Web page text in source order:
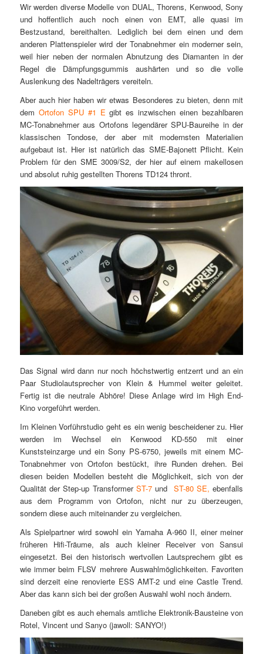
Wir werden diverse Modelle von DUAL, Thorens, Kenwood, Sony
und hoffentlich auch noch einen von EMT, alle quasi im
Bestzustand, bereithalten. Lediglich bei dem einen und dem
anderen Plattenspieler wird der Tonabnehmer ein moderner sein,
weil hier neben der normalen Abnutzung des Diamanten in der
Regel die Dämpfungsgummis aushärten und so die volle
Auslenkung des Nadelträgers vereiteln.
Aber auch hier haben wir etwas Besonderes zu bieten, denn mit
dem Ortofon SPU #1 E gibt es inzwischen einen bezahlbaren
MC-Tonabnehmer aus Ortofons legendärer SPU-Baureihe in der
klassischen Tondose, der aber mit modernsten Materialien
aufgebaut ist. Hier ist natürlich das SME-Bajonett Pflicht. Kein
Problem für den SME 3009/S2, der hier auf einem makellosen
und absolut ruhig gestellten Thorens TD124 thront.
Das Signal wird dann nur noch höchstwertig entzerrt und an ein
Paar Studiolautsprecher von Klein & Hummel weiter geleitet.
Fertig ist die neutrale Abhöre! Diese Anlage wird im High End-
Kino vorgeführt werden.
Im Kleinen Vorführstudio geht es ein wenig bescheidener zu. Hier
werden im Wechsel ein Kenwood KD-550 mit einer
Kunststeinzarge und ein Sony PS-6750, jeweils mit einem MC-
Tonabnehmer von Ortofon bestückt, ihre Runden drehen. Bei
diesen beiden Modellen besteht die Möglichkeit, sich von der
Qualität der Step-up Transformer ST-7und ST-80 SE, ebenfalls
aus dem Programm von Ortofon, nicht nur zu überzeugen,
sondern diese auch miteinander zu vergleichen.
Als Spielpartner wird sowohl ein Yamaha A-960 II, einer meiner
früheren Hifi-Träume, als auch kleiner Receiver von Sansui
eingesetzt. Bei den historisch wertvollen Lautsprechern gibt es
wie immer beim FLSV mehrere Auswahlmöglichkeiten. Favoriten
sind derzeit eine renovierte ESS AMT-2 und eine Castle Trend.
Aber das kann sich bei der großen Auswahl wohl noch ändern.
Daneben gibt es auch ehemals amtliche Elektronik-Bausteine von
Rotel, Vincent und Sanyo (jawoll: SANYO!)